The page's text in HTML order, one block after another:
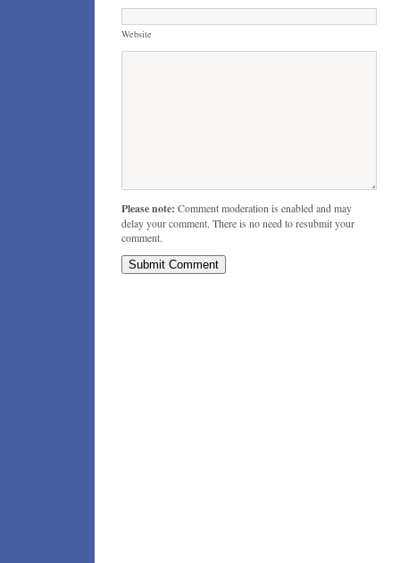
Website
Please note: Comment moderation is enabled and may
delay your comment. There is no need to resubmit your
comment.